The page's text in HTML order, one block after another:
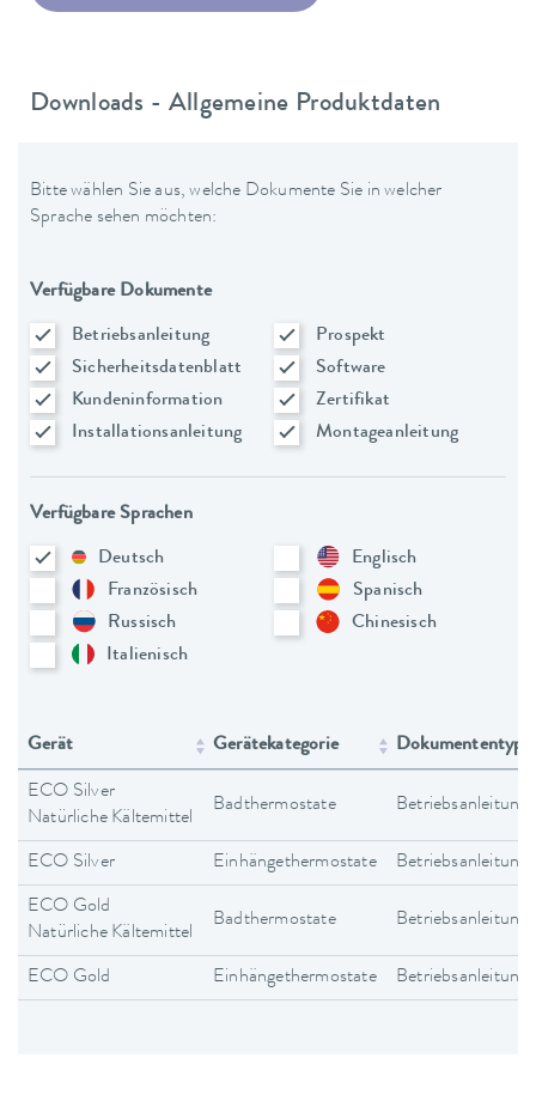
Downloads - Allgemeine Produktdaten
Bitte wählen Sie aus, welche Dokumente Sie in welcher
Sprache sehen möchten:
Verfügbare Dokumente
Betriebsanleitung
Prospekt
Sicherheitsdatenblatt
Software
Kundeninformation
Zertifikat
Installationsanleitung
Montageanleitung
Verfügbare Sprachen
Deutsch
Englisch
Französisch
Spanisch
Russisch
Chinesisch
Italienisch
Gerät Gerätekategorie Dokumententyp
ECO Silver
Natürliche Kältemittel
Badthermostate Betriebsanleitung
ECO Silver Einhängethermostate Betriebsanleitung
ECO Gold
Natürliche Kältemittel
Badthermostate Betriebsanleitung
ECO Gold Einhängethermostate Betriebsanleitung